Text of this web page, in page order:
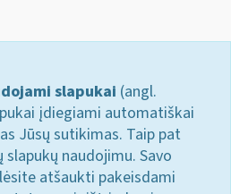
slapukai (angl.
įdiegiami automatiškai
Jūsų sutikimas. Taip pat
naudojimu. Savo
atšaukti pakeisdami